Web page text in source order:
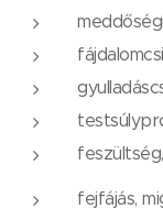
fejfájás,